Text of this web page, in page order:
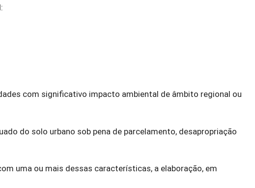
com significativo impacto ambiental de âmbito regional ou
do solo urbano sob pena de parcelamento, desapropriação
uma ou mais dessas características, a elaboração, em